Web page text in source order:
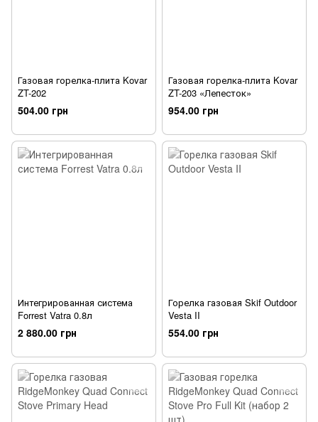
Газовая горелка-плита Kovar
ZT-202
504.00 грн
Газовая горелка-плита Kovar
ZT-203 «Лепесток»
954.00 грн
Интегрированная система
Forrest Vatra 0.8л
2 880.00 грн
Горелка газовая Skif Outdoor
Vesta II
554.00 грн